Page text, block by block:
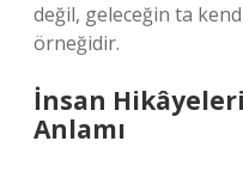
değil, geleceğin ta
örneğidir.
İnsan
Anlamı